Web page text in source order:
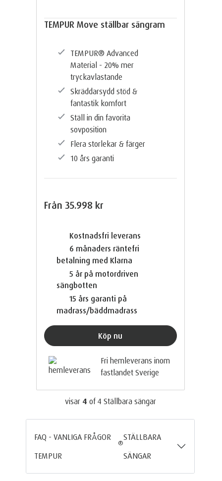
TEMPUR Move ställbar sängram
TEMPUR®️ Advanced
Material - 20% mer
tryckavlastande
Skräddarsydd stöd &
fantastik komfort
Ställ in din favorita
sovposition
Flera storlekar & färger
10 års garanti
Från 35.998 kr
Kostnadsfri leverans
6 månaders räntefri
betalning med Klarna
5 år på motordriven
sängbotten
15 års garanti på
madrass/bäddmadrass
Köp nu
Fri hemleverans inom
fastlandet Sverige
visar 4 of 4 Ställbara sängar
FAQ - VANLIGA FRÅGOR
TEMPUR
®
STÄLLBARA
SÄNGAR